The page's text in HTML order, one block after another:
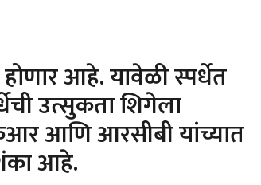
आहे. यावेळी स्पर्धेत
उत्सुकता शिगेला
आणि आरसीबी यांच्यात
आहे.